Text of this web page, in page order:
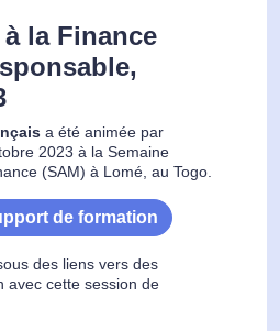
la Finance
a été animée par
2023 à la Semaine
(SAM) à Lomé, au Togo.
de formation
des liens vers des
avec cette session de